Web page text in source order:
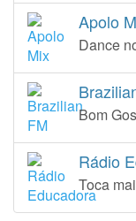
Apolo
Dance
Bom
Rádio
Toca